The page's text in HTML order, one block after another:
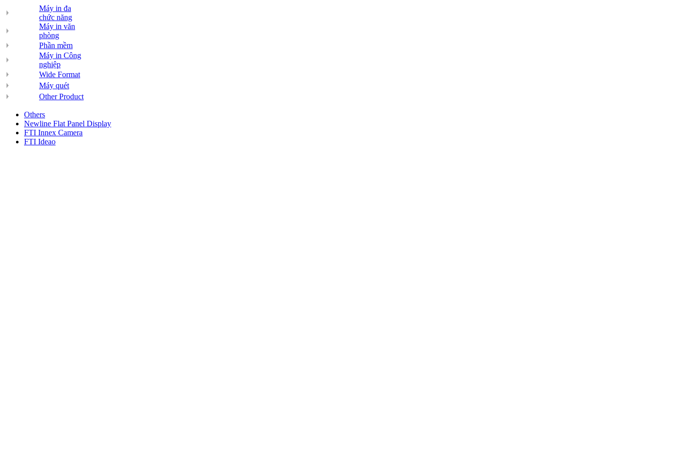
Máy in đa
chức năng
Máy in văn
phòng
Phần mềm
Máy in Công
nghiệp
Wide Format
Máy quét
Other Product
Others
Newline Flat Panel Display
FTI Innex Camera
FTI Ideao